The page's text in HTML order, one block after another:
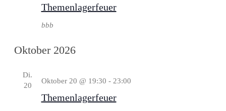
Themenlagerfeuer
bbb
Oktober 2026
Di.
20
Themenlagerfeuer
Oktober 20 @ 19:30 - 23:00